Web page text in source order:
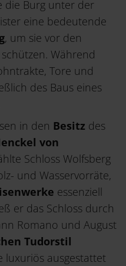
die Burg unter der
eine bedeutende
, um sie vor den
Während
Tore und
des Baus eines
in den Besitz des
von
Schloss Wolfsberg
und Wasservorräte,
essenziell
er das Schloss durch
Romano und August
Tudorstil
luxuriös ausgestattet